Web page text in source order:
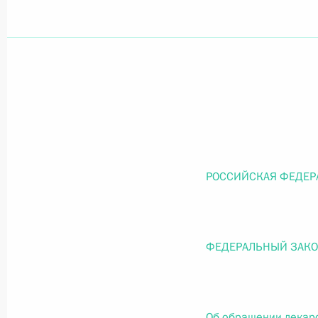
Федеральный закон от
РОССИЙСКАЯ
ФЕДЕРАЛЬНЫЙ